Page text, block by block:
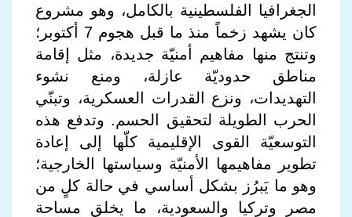
الجغرافيا الفلسطينية بالكامل، وهو مشروع
كان يشهد زخماً منذ ما قبل هجوم 7 أكتوبر؛
وتنتج منها مفاهيم أمنيّة جديدة، مثل إقامة
مناطق حدوديّة عازلة، ومنع نشوء
التهديدات، ونزع القدرات العسكرية، وتبنّي
الحرب الطويلة لتحقيق الحسم. وتدفع هذه
التوسعيّة القوى الإقليمية كلّها إلى إعادة
تطوير مفاهيمها الأمنيّة وسياستها الخارجية؛
وهو ما يَبرُز بشكل أساسي في حالة كلٍ من
مصر وتركيا والسعودية، ما يخلق مساحة